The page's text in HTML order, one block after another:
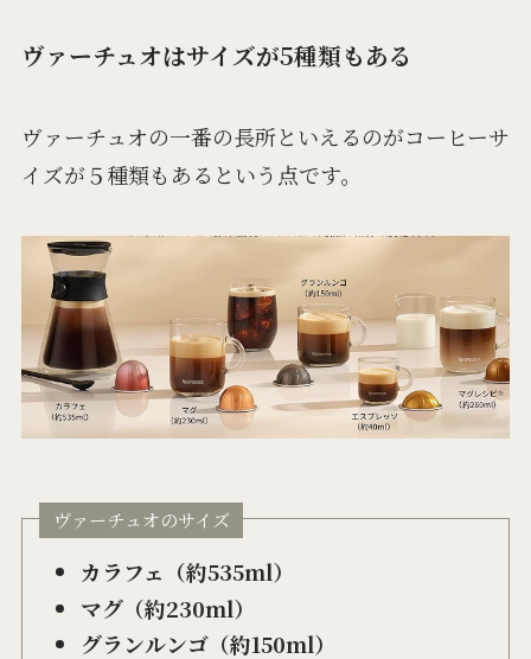
ヴァーチュオはサイズが5種類もある
ヴァーチュオの一番の長所といえるのがコーヒーサ
イズが５種類もあるという点です。
ヴァーチュオのサイズ
カラフェ（約535ml）
マグ（約230ml）
グランルンゴ（約150ml）